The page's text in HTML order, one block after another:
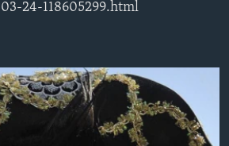
ПУТЕШЕСТВИЕ
24-118605299.html